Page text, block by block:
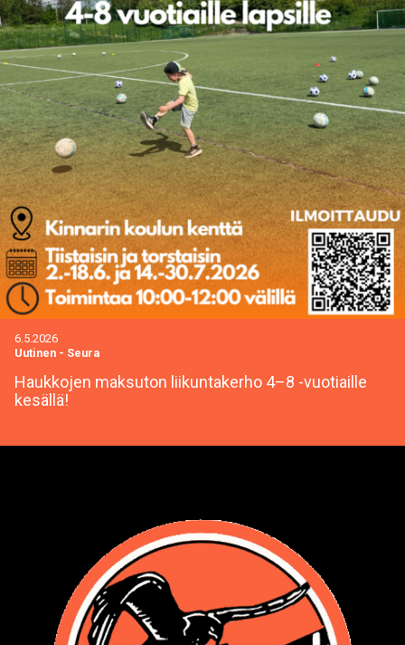
6.5.2026
Uutinen - Seura
Haukkojen maksuton liikuntakerho 4–8 -vuotiaille
kesällä!